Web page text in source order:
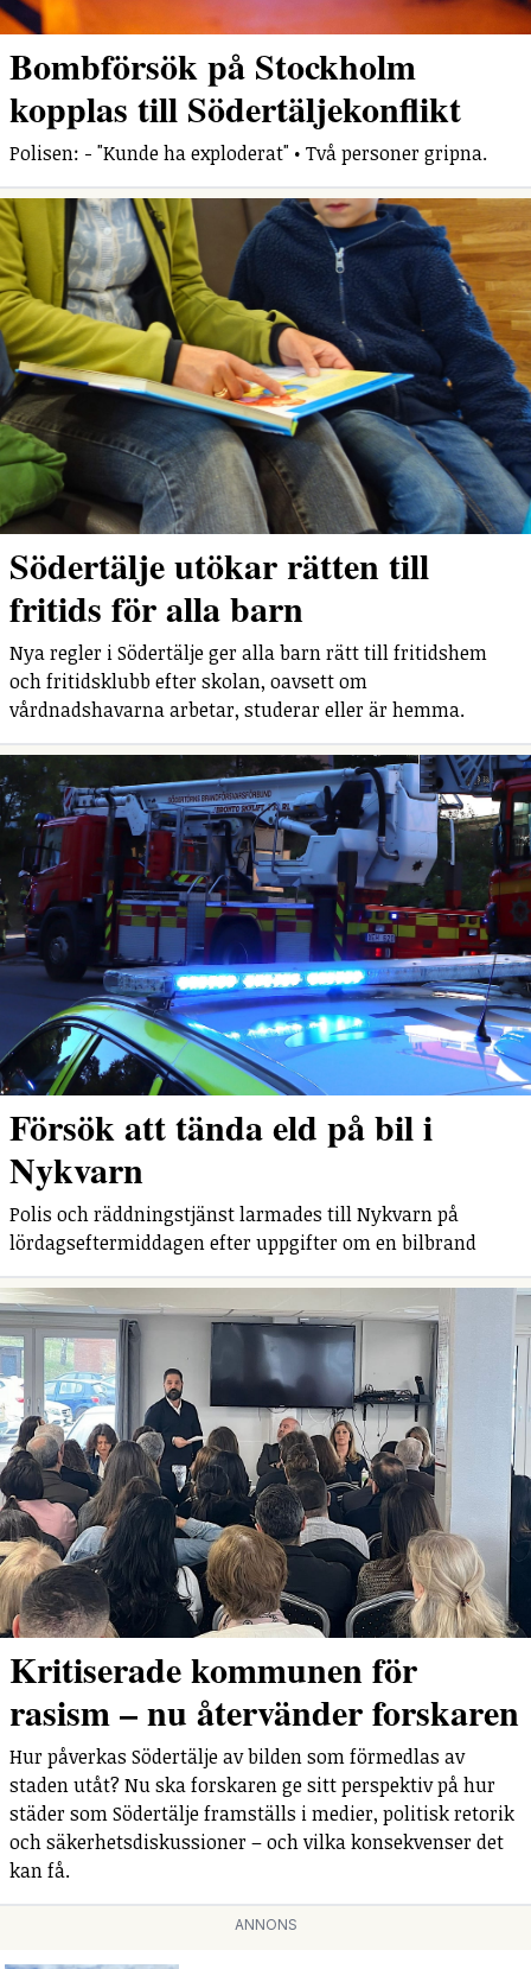
Bombförsök på Stockholm
kopplas till Södertäljekonflikt
Polisen: - "Kunde ha exploderat" • Två personer gripna.
Södertälje utökar rätten till
fritids för alla barn
Nya regler i Södertälje ger alla barn rätt till fritidshem
och fritidsklubb efter skolan, oavsett om
vårdnadshavarna arbetar, studerar eller är hemma.
Försök att tända eld på bil i
Nykvarn
Polis och räddningstjänst larmades till Nykvarn på
lördagseftermiddagen efter uppgifter om en bilbrand
Kritiserade kommunen för
rasism – nu återvänder forskaren
Hur påverkas Södertälje av bilden som förmedlas av
staden utåt? Nu ska forskaren ge sitt perspektiv på hur
städer som Södertälje framställs i medier, politisk retorik
och säkerhetsdiskussioner – och vilka konsekvenser det
kan få.
ANNONS